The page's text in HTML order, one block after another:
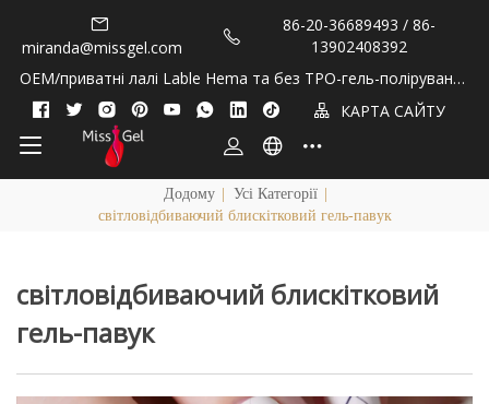
miranda@missgel.com
86-20-36689493 / 86-
13902408392
OEM/приватні лалі Lable Hema та без TPO-гель-полірування
та олії кутикули!
КАРТА САЙТУ
Додому Усі Категорії
світловідбиваючий блискітковий гель-павук
світловідбиваючий блискітковий
гель-павук